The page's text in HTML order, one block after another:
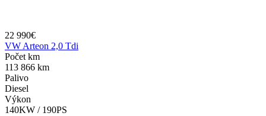
22 990€
VW Arteon 2,0 Tdi
Počet km
113 866 km
Palivo
Diesel
Výkon
140KW / 190PS